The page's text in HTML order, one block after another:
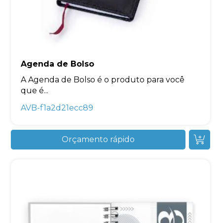
Agenda de Bolso
A Agenda de Bolso é o produto para você
que é...
AVB-f1a2d21ecc89
Orçamento rápido